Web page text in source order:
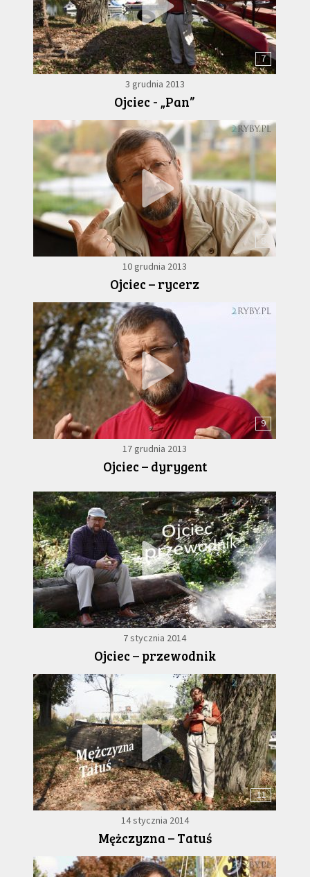
7
3 grudnia 2013
Ojciec - „Pan”
8
10 grudnia 2013
Ojciec – rycerz
9
17 grudnia 2013
Ojciec – dyrygent
10
7 stycznia 2014
Ojciec – przewodnik
11
14 stycznia 2014
Mężczyzna – Tatuś